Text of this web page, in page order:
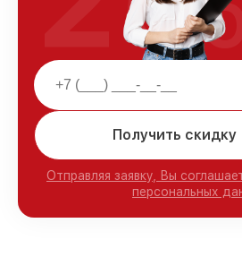
Получить скидку
Отправляя заявку, Вы
персональных